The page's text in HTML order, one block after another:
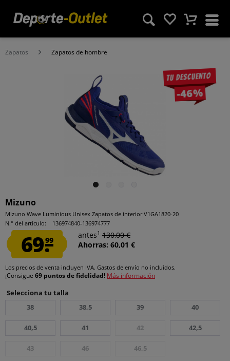
Zapatos Zapatos de hombre
Tu descuento
-46%
Mizuno
Mizuno Wave Luminious Unisex Zapatos de interior V1GA1820-20
N.° del artículo:
136974840-136974777
69.99
antes1 130,00 €
Ahorras: 60,01 €
Los precios de venta incluyen IVA. Gastos de envío no incluidos.
¡Consigue 69 puntos de fidelidad! Más información
Selecciona tu talla
38
38,5 39 40
40,5 41 42 42,5
43 46 46,5